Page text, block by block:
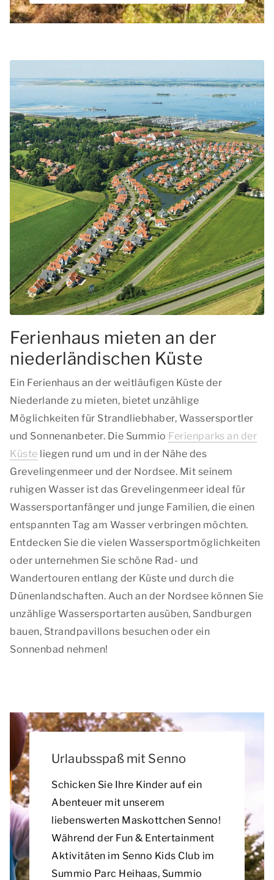
Ferienhaus mieten an der
niederländischen Küste
Ein Ferienhaus an der weitläufigen Küste der
Niederlande zu mieten, bietet unzählige
Möglichkeiten für Strandliebhaber, Wassersportler
und Sonnenanbeter. Die Summio Ferienparks an der
Küste liegen rund um und in der Nähe des
Grevelingenmeer und der Nordsee. Mit seinem
ruhigen Wasser ist das Grevelingenmeer ideal für
Wassersportanfänger und junge Familien, die einen
entspannten Tag am Wasser verbringen möchten.
Entdecken Sie die vielen Wassersportmöglichkeiten
oder unternehmen Sie schöne Rad- und
Wandertouren entlang der Küste und durch die
Dünenlandschaften. Auch an der Nordsee können Sie
unzählige Wassersportarten ausüben, Sandburgen
bauen, Strandpavillons besuchen oder ein
Sonnenbad nehmen!
Urlaubsspaß mit Senno
Schicken Sie Ihre Kinder auf ein
Abenteuer mit unserem
liebenswerten Maskottchen Senno!
Während der Fun & Entertainment
Aktivitäten im Senno Kids Club im
Summio Parc Heihaas, Summio